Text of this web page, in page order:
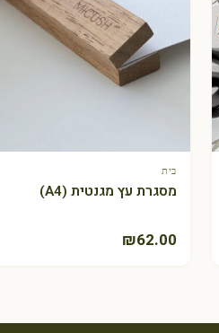
בית
מסגרת עץ מגנטית (A4)
₪62.00